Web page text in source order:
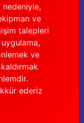
nedeniyle,
ve
talepleri
ve
ederiz